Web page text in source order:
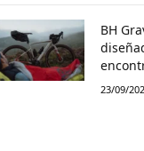
BH
23/09/